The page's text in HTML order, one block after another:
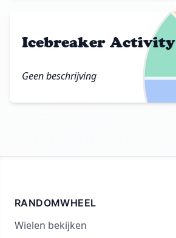
Icebreaker Activity
Geen beschrijving
RANDOMWHEEL
Wielen bekijken